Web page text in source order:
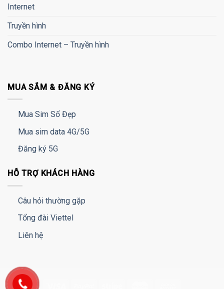
Internet
Truyền hình
Combo Internet – Truyền hình
MUA SẮM & ĐĂNG KÝ
Mua Sim Số Đẹp
Mua sim data 4G/5G
Đăng ký 5G
HỖ TRỢ KHÁCH HÀNG
Câu hỏi thường gặp
Tổng đài Viettel
Liên hệ